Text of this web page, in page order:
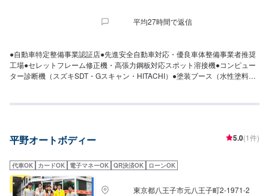
平均27時間で返信
●自動車特定整備事業認証店●先進安全自動車対応・優良車体整備事業者推奨
工場●セレットフレーム修正機・高張力鋼板対応スポット溶接機●コンピュー
ター診断機（スズキSDT・Gスキャン・HITACHI）●塗装ブース（水性塗料備
平野オートボディー 5.0(1件)
代車OK カードOK 電子マネーOK QR決済OK ローンOK
東京都八王子市元八王子町2-1971-2